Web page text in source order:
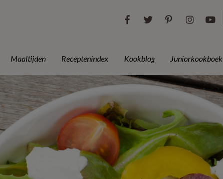
Maaltijden Receptenindex Kookblog Juniorkookboek